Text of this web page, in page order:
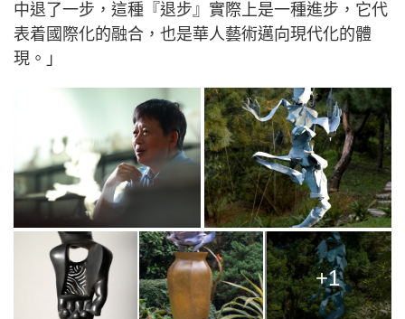
中退了一步，這種『退步』實際上是一種進步，它代
表着國際化的融合，也是華人藝術邁向現代化的體
現。」
+1